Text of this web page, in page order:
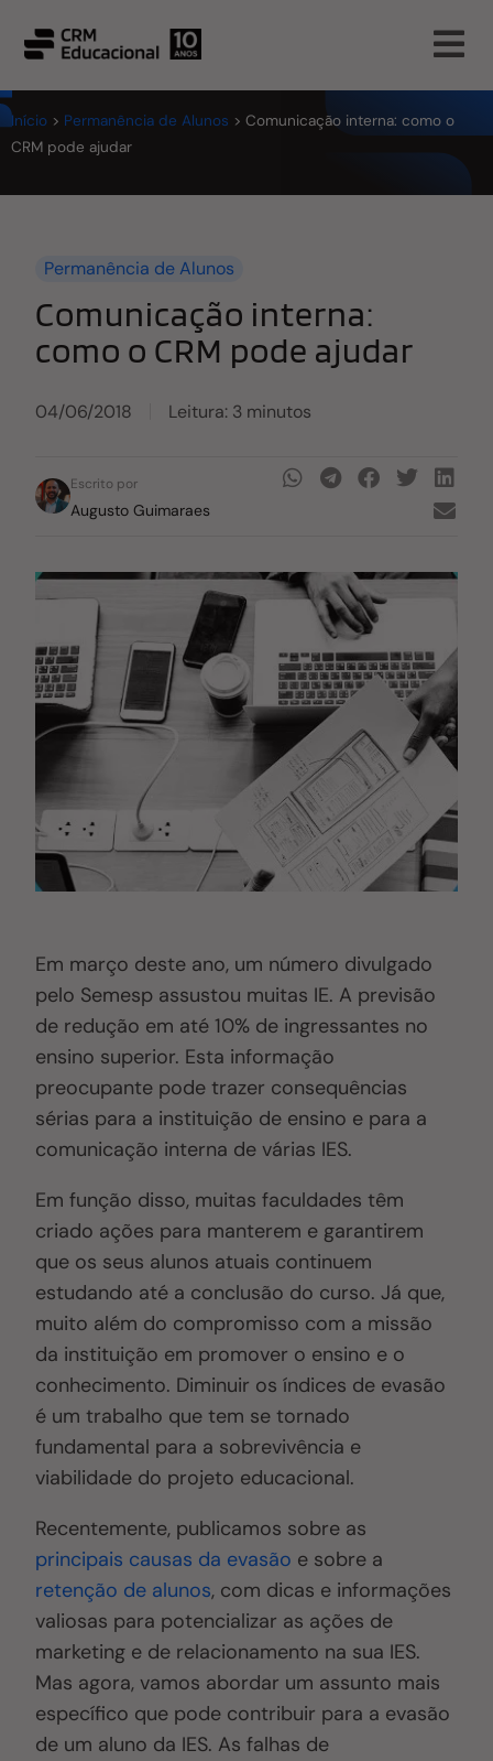
Início > Permanência de Alunos > Comunicação interna: como o
CRM pode ajudar
Permanência de Alunos
Comunicação interna:
como o CRM pode ajudar
04/06/2018 Leitura: 3 minutos
Escrito por
Augusto Guimaraes
Em março deste ano, um número divulgado
pelo Semesp assustou muitas IE. A previsão
de redução em até 10% de ingressantes no
ensino superior. Esta informação
preocupante pode trazer consequências
sérias para a instituição de ensino e para a
comunicação interna de várias IES.
Em função disso, muitas faculdades têm
criado ações para manterem e garantirem
que os seus alunos atuais continuem
estudando até a conclusão do curso. Já que,
muito além do compromisso com a missão
da instituição em promover o ensino e o
conhecimento. Diminuir os índices de evasão
é um trabalho que tem se tornado
fundamental para a sobrevivência e
viabilidade do projeto educacional.
Recentemente, publicamos sobre as
principais causas da evasão e sobre a
retenção de alunos, com dicas e informações
valiosas para potencializar as ações de
marketing e de relacionamento na sua IES.
Mas agora, vamos abordar um assunto mais
específico que pode contribuir para a evasão
de um aluno da IES. As falhas de